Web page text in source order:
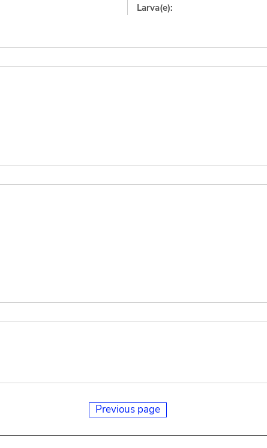
Larva(e):
Previous page